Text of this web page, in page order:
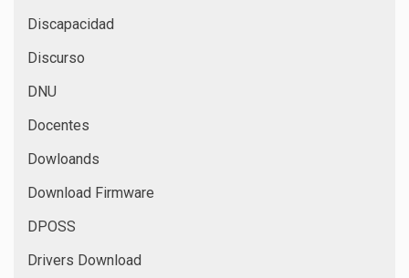
Discapacidad
Discurso
DNU
Docentes
Dowloands
Download Firmware
DPOSS
Drivers Download